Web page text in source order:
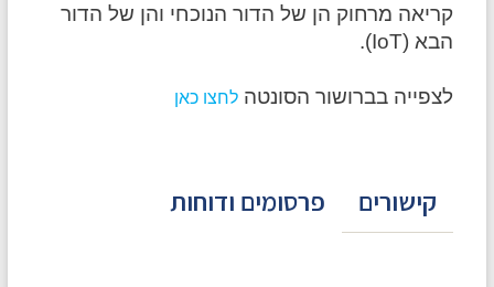
קריאה מרחוק הן של הדור הנוכחי והן של הדור
הבא (IoT).
לצפייה בברושור הסונטה לחצו כאן
קישורים פרסומים ודוחות